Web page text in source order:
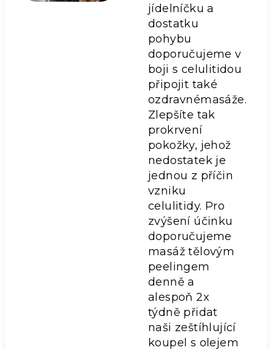
jídelníčku a
dostatku
pohybu
doporučujeme v
boji s celulitidou
připojit také
ozdravnémasáže.
Zlepšíte tak
prokrvení
pokožky, jehož
nedostatek je
jednou z příčin
vzniku
celulitidy. Pro
zvýšení účinku
doporučujeme
masáž tělovým
peelingem
denně a
alespoň 2x
týdně přidat
naši zeštíhlující
koupel s olejem